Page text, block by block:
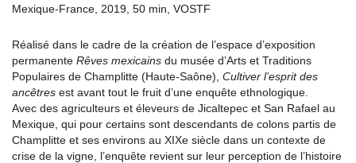
Mexique-France, 2019, 50 min, VOSTF
Réalisé dans le cadre de la création de l’espace d’exposition
permanente Rêves mexicains du musée d’Arts et Traditions
Populaires de Champlitte (Haute-Saône), Cultiver l’esprit des
ancêtres est avant tout le fruit d’une enquête ethnologique.
Avec des agriculteurs et éleveurs de Jicaltepec et San Rafael au
Mexique, qui pour certains sont descendants de colons partis de
Champlitte et ses environs au XIXe siècle dans un contexte de
crise de la vigne, l’enquête revient sur leur perception de l’histoire